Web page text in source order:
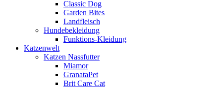
Classic Dog
Garden Bites
Landfleisch
Hundebekleidung
Funktions-Kleidung
Katzenwelt
Katzen Nassfutter
Miamor
GranataPet
Brit Care Cat